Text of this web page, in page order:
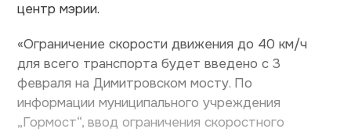
центр мэрии.
«Ограничение скорости движения до 40 км/ч
для всего транспорта будет введено с 3
февраля на Димитровском мосту. По
информации муниципального учреждения
„Гормост“, ввод ограничения скоростного